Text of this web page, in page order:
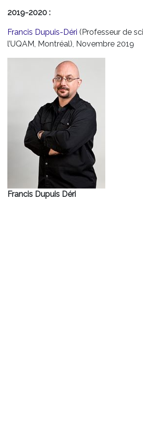
2019-2020 :
Francis Dupuis-Déri (Professeur de
l’UQAM, Montréal), Novembre 2019
Francis Dupuis Déri